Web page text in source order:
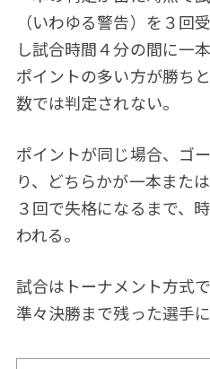
（いわゆる警告）を３回
し試合時間４分の間に一
ポイントの多い方が勝ち
数では判定されない。
ポイントが同じ場合、ゴ
り、どちらかが一本また
３回で失格になるまで、
われる。
試合はトーナメント方式
準々決勝まで残った選手